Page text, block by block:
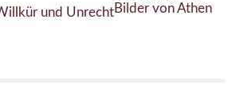
und UnrechtBilder von Athen